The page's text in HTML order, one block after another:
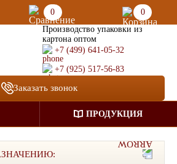
0
0
Производство упаковки из
картона оптом
+7 (499) 641-05-32
+7 (925) 517-56-83
Заказать звонок
ПРОДУКЦИЯ